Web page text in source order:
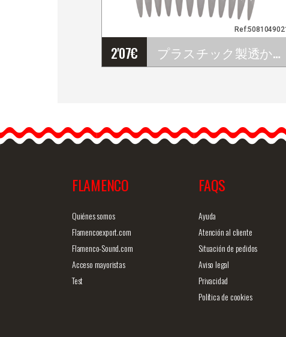
2'07€ プラスチック製透かし彫りフラメンコ用櫛（フェア、巡礼、フェスティバル、フラメンコ公演用）
FLAMENCO
Quiénes somos
Flamencoexport.com
Flamenco-Sound.com
Acceso mayoristas
Test
FAQS
Ayuda
Atención al cliente
Situación de pedidos
Aviso legal
Privacidad
Política de cookies